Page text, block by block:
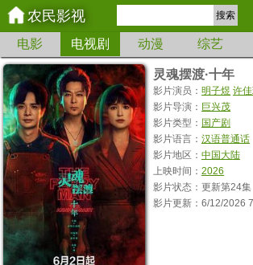
农民影视 搜索
电影 电视剧 动漫 综艺
灵魂摆渡·十年
影片演员：明子煜 许
影片导演： 巨兴茂
影片类型： 国产剧
影片语言：汉语普通话
影片地区：中国大陆
上映时间：2026
影片状态：更新第24集
影片更新：6/12/2026